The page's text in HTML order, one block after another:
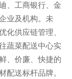
、工商银行、金
业及机构。未
化供应链管理、
蔬菜配送中心实
、价廉、快捷的
配送标杆品牌。